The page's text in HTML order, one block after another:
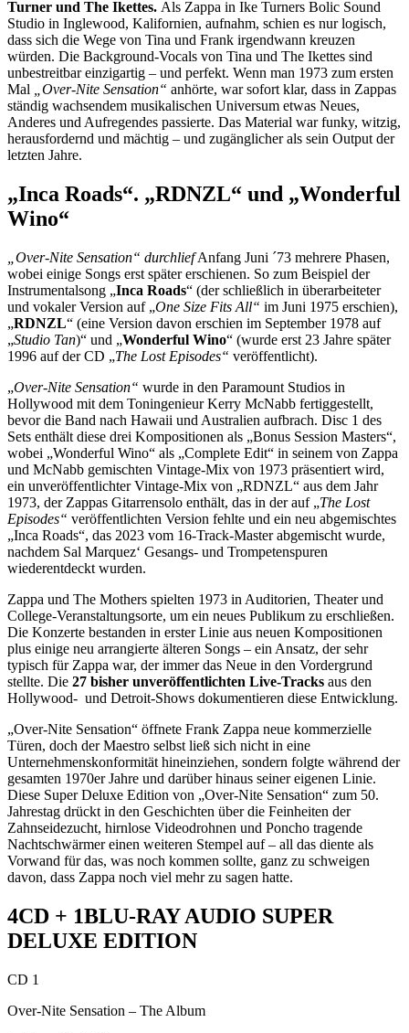
Turner und The Ikettes. Als Zappa in Ike Turners Bolic Sound
Studio in Inglewood, Kalifornien, aufnahm, schien es nur logisch,
dass sich die Wege von Tina und Frank irgendwann kreuzen
würden. Die Background-Vocals von Tina und The Ikettes sind
unbestreitbar einzigartig – und perfekt. Wenn man 1973 zum ersten
Mal „Over-Nite Sensation“ anhörte, war sofort klar, dass in Zappas
ständig wachsendem musikalischen Universum etwas Neues,
Anderes und Aufregendes passierte. Das Material war funky, witzig,
herausfordernd und mächtig – und zugänglicher als sein Output der
letzten Jahre.
„Inca Roads“. „RDNZL“ und „Wonderful
Wino“
„Over-Nite Sensation“ durchliefAnfang Juni ´73 mehrere Phasen,
wobei einige Songs erst später erschienen. So zum Beispiel der
Instrumentalsong „Inca Roads“ (der schließlich in überarbeiteter
und vokaler Version auf „One Size Fits All“ im Juni 1975 erschien),
„RDNZL“ (eine Version davon erschien im September 1978 auf
„Studio Tan)“ und „Wonderful Wino“ (wurde erst 23 Jahre später
1996 auf der CD „The Lost Episodes“ veröffentlicht).
„Over-Nite Sensation“ wurde in den Paramount Studios in
Hollywood mit dem Toningenieur Kerry McNabb fertiggestellt,
bevor die Band nach Hawaii und Australien aufbrach. Disc 1 des
Sets enthält diese drei Kompositionen als „Bonus Session Masters“,
wobei „Wonderful Wino“ als „Complete Edit“ in seinem von Zappa
und McNabb gemischten Vintage-Mix von 1973 präsentiert wird,
ein unveröffentlichter Vintage-Mix von „RDNZL“ aus dem Jahr
1973, der Zappas Gitarrensolo enthält, das in der auf „The Lost
Episodes“ veröffentlichten Version fehlte und ein neu abgemischtes
„Inca Roads“, das 2023 vom 16-Track-Master abgemischt wurde,
nachdem Sal Marquez‘ Gesangs- und Trompetenspuren
wiederentdeckt wurden.
Zappa und The Mothers spielten 1973 in Auditorien, Theater und
College-Veranstaltungsorte, um ein neues Publikum zu erschließen.
Die Konzerte bestanden in erster Linie aus neuen Kompositionen
plus einige neu arrangierte älteren Songs – ein Ansatz, der sehr
typisch für Zappa war, der immer das Neue in den Vordergrund
stellte. Die 27 bisher unveröffentlichten Live-Tracks aus den
Hollywood- und Detroit-Shows dokumentieren diese Entwicklung.
„Over-Nite Sensation“ öffnete Frank Zappa neue kommerzielle
Türen, doch der Maestro selbst ließ sich nicht in eine
Unternehmenskonformität hineinziehen, sondern folgte während der
gesamten 1970er Jahre und darüber hinaus seiner eigenen Linie.
Diese Super Deluxe Edition von „Over-Nite Sensation“ zum 50.
Jahrestag drückt in den Geschichten über die Feinheiten der
Zahnseidezucht, hirnlose Videodrohnen und Poncho tragende
Nachtschwärmer einen weiteren Stempel auf – all das diente als
Vorwand für das, was noch kommen sollte, ganz zu schweigen
davon, dass Zappa noch viel mehr zu sagen hatte.
4CD + 1BLU-RAY AUDIO SUPER
DELUXE EDITION
CD 1
Over-Nite Sensation – The Album